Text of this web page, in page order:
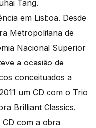
Tang.
em Lisboa. Desde
Metropolitana de
Nacional Superior
a ocasião de
conceituados a
um CD com o Trio
Brilliant Classics.
CD com a obra